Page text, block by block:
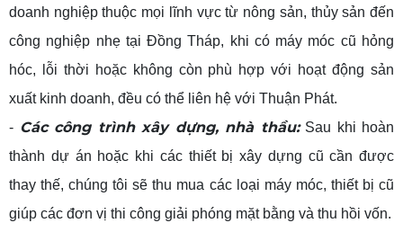
doanh nghiệp thuộc mọi lĩnh vực từ nông sản, thủy sản đến
công nghiệp nhẹ tại Đồng Tháp, khi có máy móc cũ hỏng
hóc, lỗi thời hoặc không còn phù hợp với hoạt động sản
xuất kinh doanh, đều có thể liên hệ với Thuận Phát.
- Các công trình xây dựng, nhà thầu:Sau khi hoàn
thành dự án hoặc khi các thiết bị xây dựng cũ cần được
thay thế, chúng tôi sẽ thu mua các loại máy móc, thiết bị cũ
giúp các đơn vị thi công giải phóng mặt bằng và thu hồi vốn.